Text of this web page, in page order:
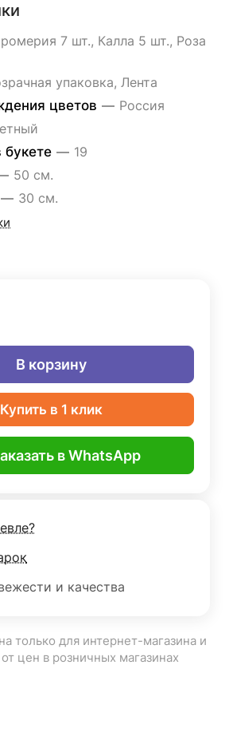
7 шт., Калла 5 шт., Роза
упаковка, Лента
цветов — Россия
букете — 19
50 см.
— 30 см.
В корзину
Купить в 1 клик
в WhatsApp
и качества
только для интернет-магазина и
цен в розничных магазинах